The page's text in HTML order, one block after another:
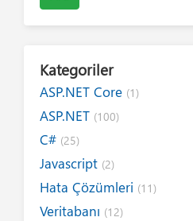
Kategoriler
ASP.NET Core (1)
ASP.NET (100)
C# (25)
Javascript (2)
Hata Çözümleri (11)
Veritabanı (12)